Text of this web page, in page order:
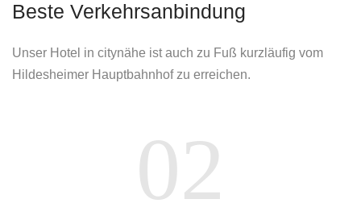
Beste Verkehrsanbindung
Unser Hotel in citynähe ist auch zu Fuß kurzläufig vom
Hildesheimer Hauptbahnhof zu erreichen.
02